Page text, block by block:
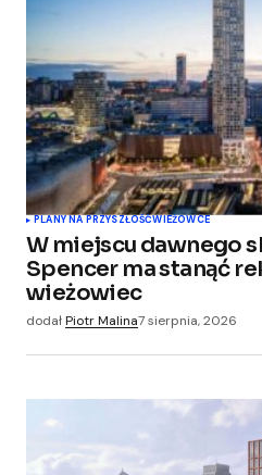
Comment*
Your Name*
Your E-mail*
Zapamiętaj moje dane
podczas pisania
Submit Comment
PLANY NA PRZYSZŁOŚĆWIEŻOWCE
W miejscu dawnego
Spencer ma stanąć
wieżowiec
dodałPiotr Malina7 sierpnia, 2026